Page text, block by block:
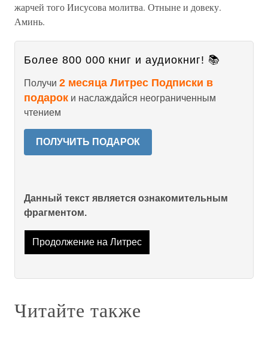
жарчей того Иисусова молитва. Отныне и довеку.
Аминь.
Более 800 000 книг и аудиокниг! 📚
Получи 2 месяца Литрес Подписки в
подарок и наслаждайся неограниченным
чтением
ПОЛУЧИТЬ ПОДАРОК
Данный текст является ознакомительным
фрагментом.
Продолжение на Литрес
Читайте также